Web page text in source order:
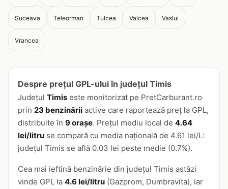
Suceava Teleorman Tulcea Valcea Vaslui
Vrancea
Despre prețul GPL-ului în județul Timis
Județul Timis este monitorizat pe PretCarburant.ro
prin 23 benzinării active care raportează preț la GPL,
distribuite în 9 orașe. Prețul mediu local de 4.64
lei/litru se compară cu media națională de 4.61 lei/L:
județul Timis se află 0.03 lei peste medie (0.7%).
Cea mai ieftină benzinărie din județul Timis astăzi
vinde GPL la 4.6 lei/litru (Gazprom, Dumbravita), iar